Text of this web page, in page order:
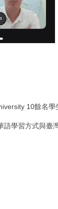
10餘名學
學習方式與